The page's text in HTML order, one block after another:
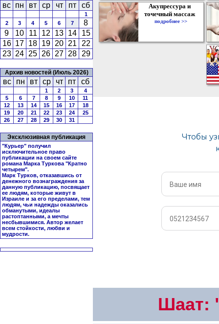
вс пн вт ср чт пт сб
1
2
3 4 5 6 7
8
9
10 11 12 13 14
15
16 17 18 19 20 21
22
23 24 25 26 27 28 29
Архив новостей (Июль 2026)
вс пн вт ср чт пт сб
1 2 3
4
5
6 7 8 9 10
11
12
13 14 15 16 17
18
19
20 21 22 23 24
25
26
27 28 29 30 31
Эксклюзивная публикация
"Курьер" получил
исключительное право
публикации на своем сайте
романа Марка Туркова "Кратно
четырем".
Марк Турков, отказавшись от
денежного вознаграждения за
данную публикацию, посвящает
ее людям, которые живут в
Израиле и за его пределами, тем
людям, чьи надежды оказались
обманутыми, идеалы
растоптанными, а мечты
несбывшимися. Автор желает
всем стойкости, любви и
мудрости.
Акупрессура и
точечный массаж
подробнее >>
Шаат: